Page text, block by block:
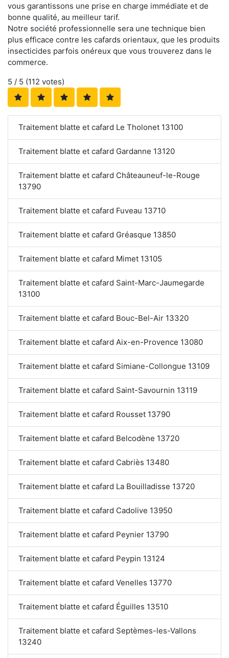
vous garantissons une prise en charge immédiate et de
bonne qualité, au meilleur tarif.
Notre société professionnelle sera une technique bien
plus efficace contre les cafards orientaux, que les produits
insecticides parfois onéreux que vous trouverez dans le
commerce.
5 / 5 (112 votes)
Traitement blatte et cafard Le Tholonet 13100
Traitement blatte et cafard Gardanne 13120
Traitement blatte et cafard Châteauneuf-le-Rouge
13790
Traitement blatte et cafard Fuveau 13710
Traitement blatte et cafard Gréasque 13850
Traitement blatte et cafard Mimet 13105
Traitement blatte et cafard Saint-Marc-Jaumegarde
13100
Traitement blatte et cafard Bouc-Bel-Air 13320
Traitement blatte et cafard Aix-en-Provence 13080
Traitement blatte et cafard Simiane-Collongue 13109
Traitement blatte et cafard Saint-Savournin 13119
Traitement blatte et cafard Rousset 13790
Traitement blatte et cafard Belcodène 13720
Traitement blatte et cafard Cabriès 13480
Traitement blatte et cafard La Bouilladisse 13720
Traitement blatte et cafard Cadolive 13950
Traitement blatte et cafard Peynier 13790
Traitement blatte et cafard Peypin 13124
Traitement blatte et cafard Venelles 13770
Traitement blatte et cafard Éguilles 13510
Traitement blatte et cafard Septèmes-les-Vallons
13240